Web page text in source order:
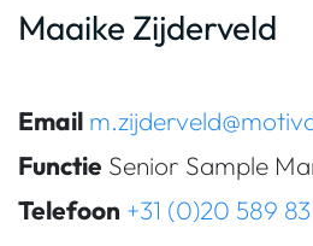
Maaike Zijderveld
Email
Functie Senior Sample
Telefoon +31 (0)20 589